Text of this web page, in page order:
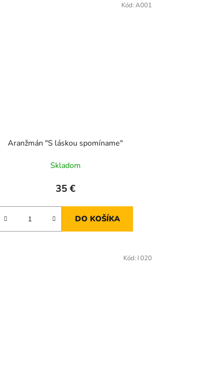
Aranžmán "S láskou spomíname"
Skladom
35 €
DO KOŠÍKA
Kód: A001
Kód: I 020